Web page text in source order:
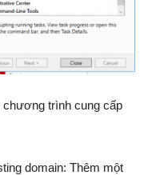
chương trình cung cấp
domain: Thêm một